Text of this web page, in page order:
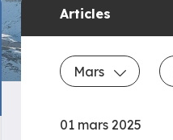
Articles
Mars
01 mars 2025